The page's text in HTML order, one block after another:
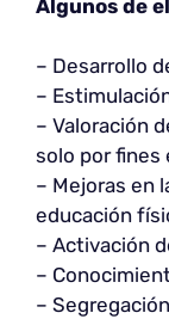
Algunos de
– Desarrollo
–
– Valoración
solo por fines
– Mejoras en
educación
– Activación
–
–